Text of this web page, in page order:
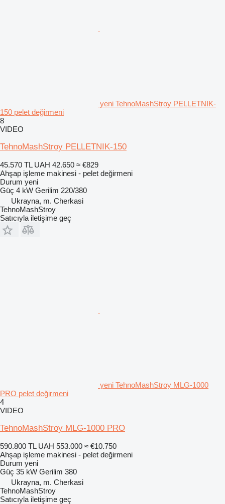
yeni TehnoMashStroy PELLETNIK-
150 pelet değirmeni
8
VIDEO
TehnoMashStroy PELLETNIK-150
45.570 TL UAH 42.650 ≈ €829
Ahşap işleme makinesi - pelet değirmeni
Durum yeni
Güç 4 kW Gerilim 220/380
Ukrayna, m. Cherkasi
TehnoMashStroy
Satıcıyla iletişime geç
yeni TehnoMashStroy MLG-1000
PRO pelet değirmeni
4
VIDEO
TehnoMashStroy MLG-1000 PRO
590.800 TL UAH 553.000 ≈ €10.750
Ahşap işleme makinesi - pelet değirmeni
Durum yeni
Güç 35 kW Gerilim 380
Ukrayna, m. Cherkasi
TehnoMashStroy
Satıcıyla iletişime geç